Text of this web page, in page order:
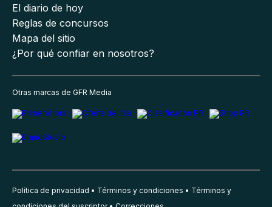
El diario de hoy
Reglas de concursos
Mapa del sitio
¿Por qué confiar en nosotros?
Otras marcas de GFR Media
Política de privacidad Términos y condiciones
Términos y